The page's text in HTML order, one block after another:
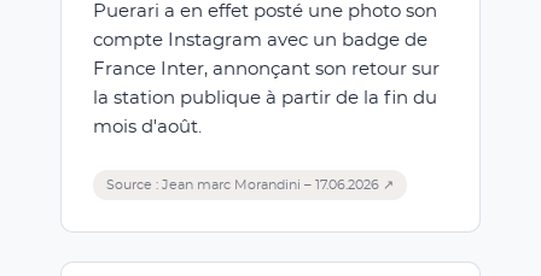
Puerari a en effet posté une photo son
compte Instagram avec un badge de
France Inter, annonçant son retour sur
la station publique à partir de la fin du
mois d'août.
Source : Jean marc Morandini – 17.06.2026 ↗